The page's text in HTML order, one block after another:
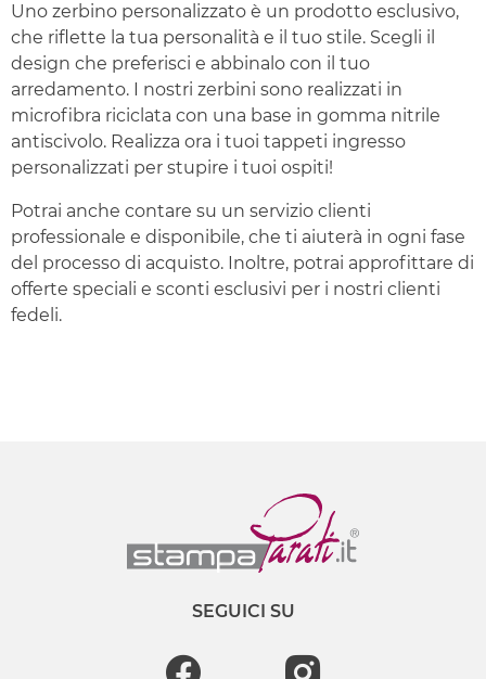
Uno zerbino personalizzato è un prodotto esclusivo,
che riflette la tua personalità e il tuo stile. Scegli il
design che preferisci e abbinalo con il tuo
arredamento. I nostri zerbini sono realizzati in
microfibra riciclata con una base in gomma nitrile
antiscivolo. Realizza ora i tuoi tappeti ingresso
personalizzati per stupire i tuoi ospiti!
Potrai anche contare su un servizio clienti
professionale e disponibile, che ti aiuterà in ogni fase
del processo di acquisto. Inoltre, potrai approfittare di
offerte speciali e sconti esclusivi per i nostri clienti
fedeli.
SEGUICI SU